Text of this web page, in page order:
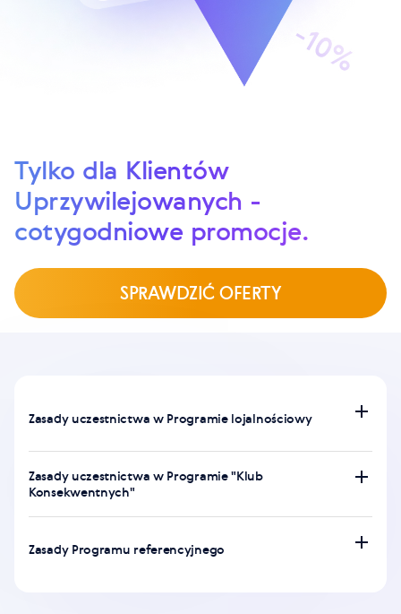
Tylko dla Klientów
Uprzywilejowanych -
cotygodniowe promocje.
SPRAWDZIĆ OFERTY
Zasady uczestnictwa w Programie lojalnościowy
Zasady uczestnictwa w Programie "Klub
Konsekwentnych"
Zasady Programu referencyjnego